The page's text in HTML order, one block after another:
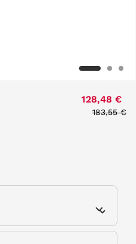
128,48 €
Price
183,55 €